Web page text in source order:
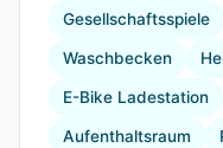
Gesellschaftsspiele
Waschbecken
E-Bike Ladestation
Aufenthaltsraum